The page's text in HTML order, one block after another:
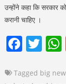
उन्होंने कहा कि सरकार
करानी चाहिए ।
Tagged big